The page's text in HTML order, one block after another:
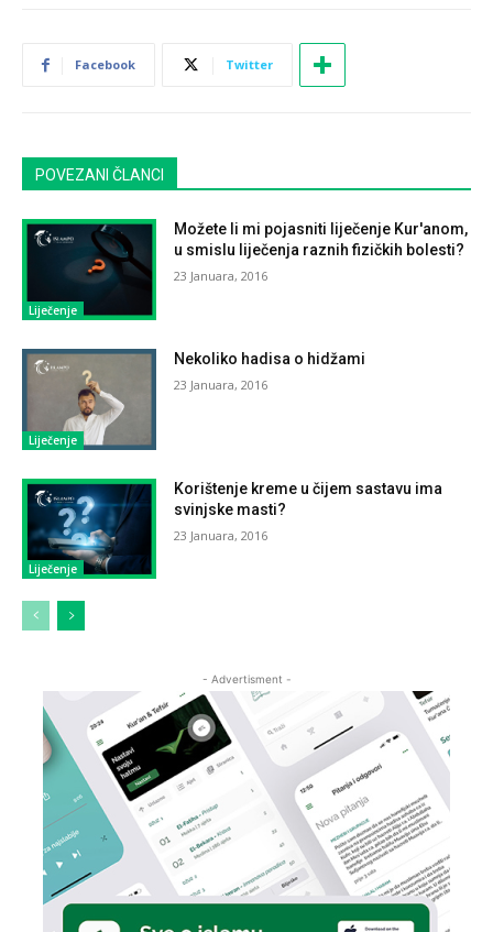
Facebook Twitter
POVEZANI ČLANCI
Liječenje
Možete li mi pojasniti liječenje Kur'anom,
u smislu liječenja raznih fizičkih bolesti?
23 Januara, 2016
Liječenje
Nekoliko hadisa o hidžami
23 Januara, 2016
Liječenje
Korištenje kreme u čijem sastavu ima
svinjske masti?
23 Januara, 2016
- Advertisment -